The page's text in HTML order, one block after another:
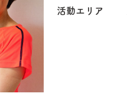
活動エリア